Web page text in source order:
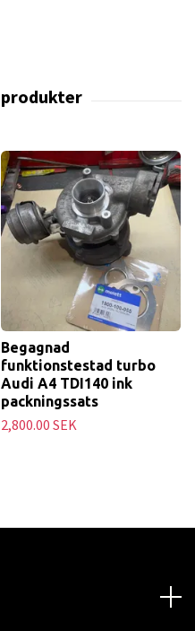
Begagnad
funktionstestad turbo
Audi A4 TDI140 ink
packningssats
2,800.00 SEK